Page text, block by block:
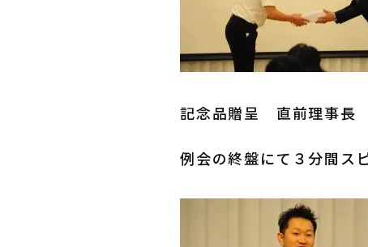
記念品贈呈 直前理事
例会の終盤にて３分間ス